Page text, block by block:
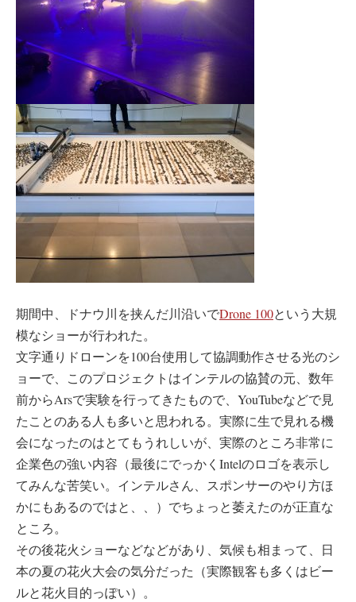
期間中、ドナウ川を挟んだ川沿いでDrone 100という大規
模なショーが行われた。
文字通りドローンを100台使用して協調動作させる光のシ
ョーで、このプロジェクトはインテルの協賛の元、数年
前からArsで実験を行ってきたもので、YouTubeなどで見
たことのある人も多いと思われる。実際に生で見れる機
会になったのはとてもうれしいが、実際のところ非常に
企業色の強い内容（最後にでっかくIntelのロゴを表示し
てみんな苦笑い。インテルさん、スポンサーのやり方ほ
かにもあるのではと、、）でちょっと萎えたのが正直な
ところ。
その後花火ショーなどなどがあり、気候も相まって、日
本の夏の花火大会の気分だった（実際観客も多くはビー
ルと花火目的っぽい）。